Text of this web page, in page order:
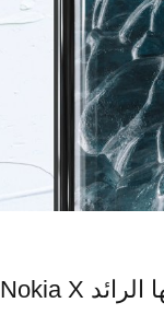
نوكيا تستعد للكشف عن جوالها الرائد Nokia X